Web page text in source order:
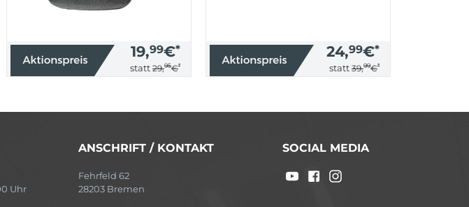
19,99€*
statt 29,95€*
24,99€*
statt 39,99€*
Uhr
ANSCHRIFT / KONTAKT
Fehrfeld 62
28203 Bremen
SOCIAL MEDIA